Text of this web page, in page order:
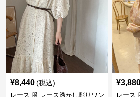
¥8,440 (税込)
レース 服 レース透かし彫りワン
¥3,880
レース